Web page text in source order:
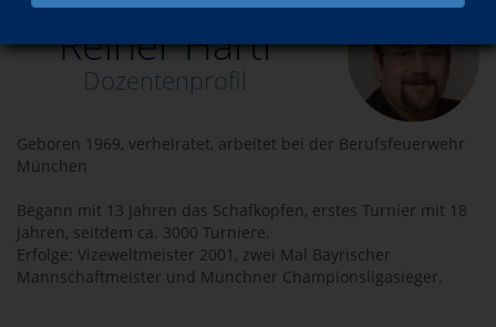
Reiner Hartl
Dozentenprofil
Geboren 1969, verheiratet, arbeitet bei der Berufsfeuerwehr
München
Begann mit 13 Jahren das Schafkopfen, erstes Turnier mit 18
Jahren, seitdem ca. 3000 Turniere.
Erfolge: Vizeweltmeister 2001, zwei Mal Bayrischer
Mannschaftmeister und Münchner Championsligasieger.